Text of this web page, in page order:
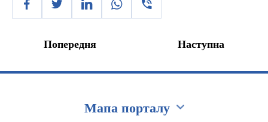
Попередня Наступна
Мапа порталу